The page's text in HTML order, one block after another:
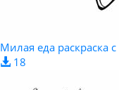
Милая еда раскраска с
18